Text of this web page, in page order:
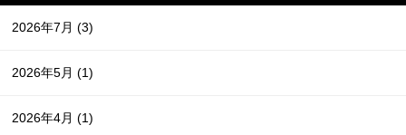
2026年7月(3)
2026年5月(1)
2026年4月(1)